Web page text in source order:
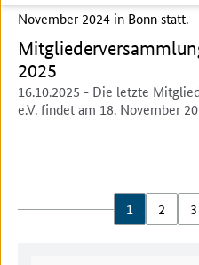
November 2024 in Bonn statt.
2025
16.10.2025 - Die letzte
e.V. findet am 18. November
1 2 3